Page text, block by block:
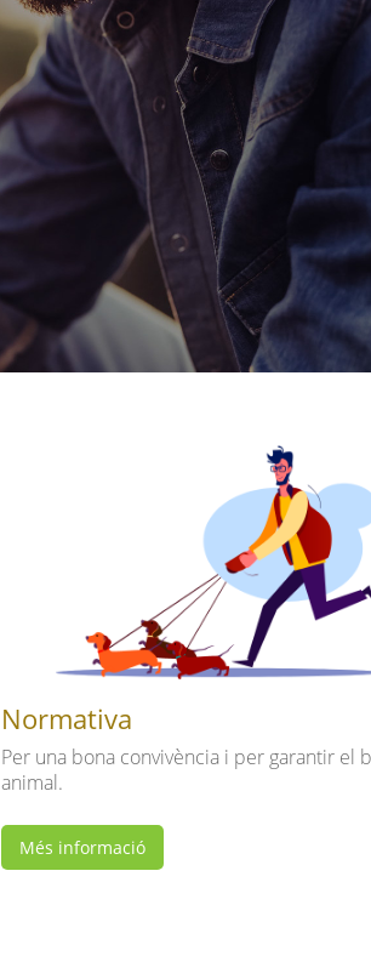
Normativa
Per una bona convivència i per garantir el
animal.
Més informació